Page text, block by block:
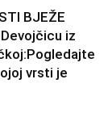
BJEŽE
iz
vrsti je